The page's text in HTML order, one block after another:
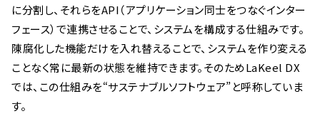
に分割し、それらをAPI（アプリケーション同士をつなぐインター
フェース）で連携させることで、システムを構成する仕組みです。
陳腐化した機能だけを入れ替えることで、システムを作り変える
ことなく常に最新の状態を維持できます。そのためLaKeel DX
では、この仕組みを“サステナブルソフトウェア”と呼称していま
す。